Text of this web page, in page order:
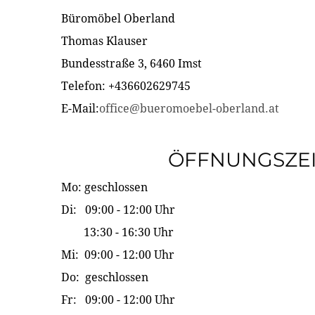
Büromöbel Oberland
Thomas Klauser
Bundesstraße 3, 6460 Imst
Telefon: +436602629745
E-Mail:office@bueromoebel-oberland.at
Mo: geschlossen
Di: 09:00 - 12:00 Uhr
13:30 - 16:30 Uhr
Mi: 09:00 - 12:00 Uhr
Do: geschlossen
Fr: 09:00 - 12:00 Uhr